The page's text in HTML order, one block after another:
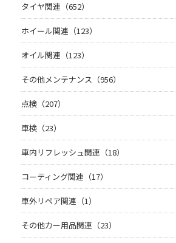
タイヤ関連（652）
ホイール関連（123）
オイル関連（123）
その他メンテナンス（956）
点検（207）
車検（23）
車内リフレッシュ関連（18）
コーティング関連（17）
車外リペア関連（1）
その他カー用品関連（23）